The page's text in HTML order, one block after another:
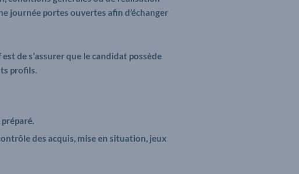
journée portes ouvertes afin d’échanger
de s’assurer que le candidat possède
profils.
des acquis, mise en situation, jeux